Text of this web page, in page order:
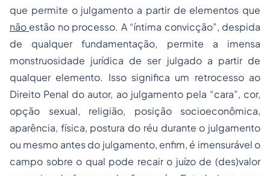
que permite o julgamento a partir de elementos que
não estão no processo. A “íntima convicção”, despida
de qualquer fundamentação, permite a imensa
monstruosidade jurídica de ser julgado a partir de
qualquer elemento. Isso significa um retrocesso ao
Direito Penal do autor, ao julgamento pela “cara”, cor,
opção sexual, religião, posição socioeconômica,
aparência, física, postura do réu durante o julgamento
ou mesmo antes do julgamento, enfim, é imensurável o
campo sobre o qual pode recair o juízo de (des)valor